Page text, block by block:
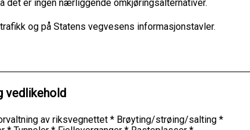
det er ingen nærliggende omkjøringsalternativer.
og på Statens vegvesens informasjonstavler.
vedlikehold
av riksvegnettet * Brøyting/strøing/salting *